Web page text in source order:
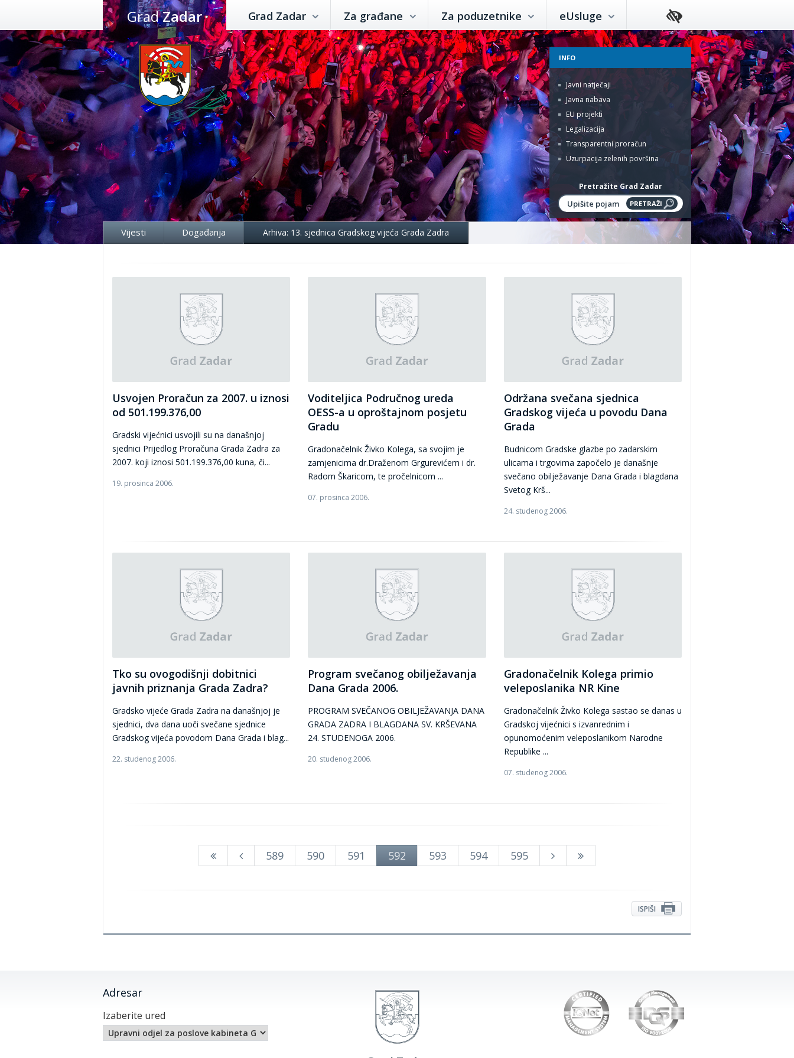
Preskoči
na
sadržaj
GradZadar Grad Zadar Za građane Za poduzetnike eUsluge
INFO
Javni natječaji
Javna nabava
EU projekti
Legalizacija
Transparentni proračun
Uzurpacija zelenih površina
Pretražite Grad Zadar
Vijesti Događanja Arhiva: 13. sjednica Gradskog vijeća Grada Zadra
Usvojen Proračun za 2007. u iznosi
od 501.199.376,00
Gradski vijećnici usvojili su na današnjoj
sjednici Prijedlog Proračuna Grada Zadra za
2007. koji iznosi 501.199.376,00 kuna, či...
19. prosinca 2006.
Voditeljica Područnog ureda
OESS-a u oproštajnom posjetu
Gradu
Gradonačelnik Živko Kolega, sa svojim je
zamjenicima dr.Draženom Grgurevićem i dr.
Radom Škaricom, te pročelnicom ...
07. prosinca 2006.
Održana svečana sjednica
Gradskog vijeća u povodu Dana
Grada
Budnicom Gradske glazbe po zadarskim
ulicama i trgovima započelo je današnje
svečano obilježavanje Dana Grada i blagdana
Svetog Krš...
24. studenog 2006.
Tko su ovogodišnji dobitnici
javnih priznanja Grada Zadra?
Gradsko vijeće Grada Zadra na današnjoj je
sjednici, dva dana uoči svečane sjednice
Gradskog vijeća povodom Dana Grada i blag...
22. studenog 2006.
Program svečanog obilježavanja
Dana Grada 2006.
PROGRAM SVEČANOG OBILJEŽAVANJA DANA
GRADA ZADRA I BLAGDANA SV. KRŠEVANA
24. STUDENOGA 2006.
20. studenog 2006.
Gradonačelnik Kolega primio
veleposlanika NR Kine
Gradonačelnik Živko Kolega sastao se danas u
Gradskoj vijećnici s izvanrednim i
opunomoćenim veleposlanikom Narodne
Republike ...
07. studenog 2006.
589 590 591 592 593 594 595
ISPIŠI
Adresar
Izaberite ured